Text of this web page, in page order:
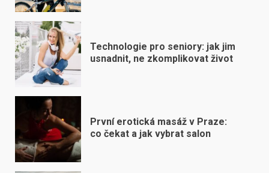
Technologie pro seniory: jak jim
usnadnit, ne zkomplikovat život
První erotická masáž v Praze:
co čekat a jak vybrat salon